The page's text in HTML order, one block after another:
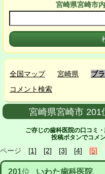
宮崎県宮崎市内
全国マップ 宮崎県 ブ
コメント検索
宮崎県宮崎市 201
ご存じの歯科医院の口コミ
投稿ボタンでコメ
ページ [1] [2] [3] [4] [5]
201位 いわた歯科医院